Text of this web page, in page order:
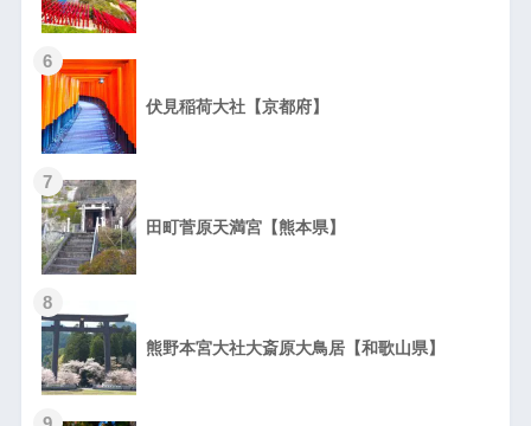
6
伏見稲荷大社【京都府】
7
田町菅原天満宮【熊本県】
8
熊野本宮大社大斎原大鳥居【和歌山県】